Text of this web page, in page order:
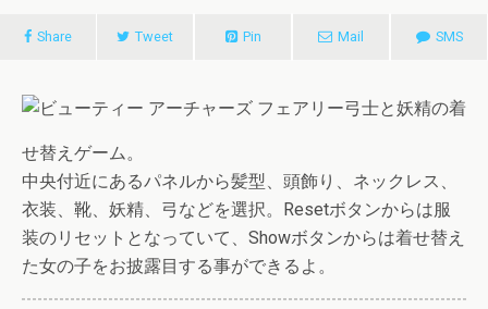
Share Tweet Pin Mail SMS
弓士と妖精の着
せ替えゲーム。
中央付近にあるパネルから髪型、頭飾り、ネックレス、
衣装、靴、妖精、弓などを選択。Resetボタンからは服
装のリセットとなっていて、Showボタンからは着せ替え
た女の子をお披露目する事ができるよ。